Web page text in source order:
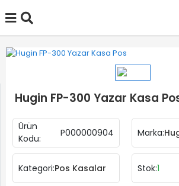
Hugin FP-300 Yazar Kasa
Ürün
Kodu:
P000000904 Marka:
Kategori:Pos Kasalar Stok:1